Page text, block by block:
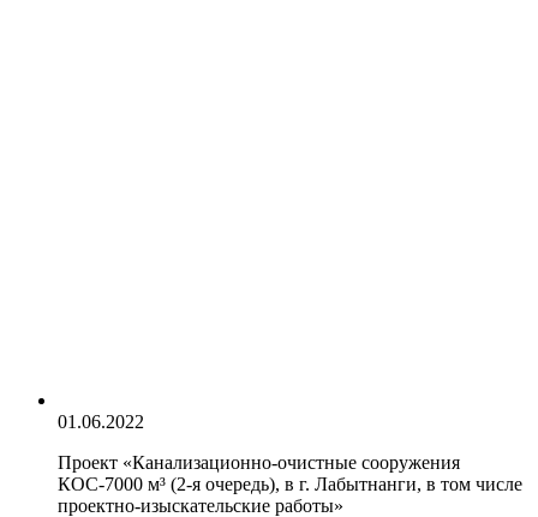
01.06.2022
Проект «Канализационно-очистные сооружения
КОС-7000 м³ (2-я очередь), в г. Лабытнанги, в том числе
проектно-изыскательские работы»